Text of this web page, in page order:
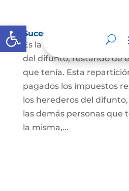
Abrir barra de herramientas
Sucesión de bienes por
Es la que se hace para
del difunto, restando de
que tenía. Esta
pagados los impuestos
los herederos del
las demás personas que
la misma,...